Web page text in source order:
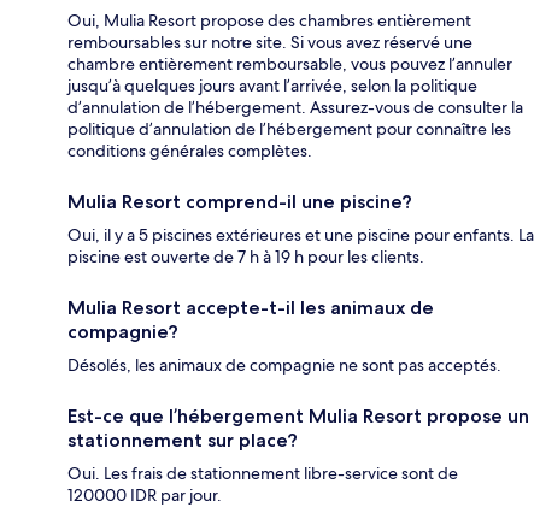
Oui, Mulia Resort propose des chambres entièrement
remboursables sur notre site. Si vous avez réservé une
chambre entièrement remboursable, vous pouvez l’annuler
jusqu’à quelques jours avant l’arrivée, selon la politique
d’annulation de l’hébergement. Assurez-vous de consulter la
politique d’annulation de l’hébergement pour connaître les
conditions générales complètes.
Mulia Resort comprend-il une piscine?
Oui, il y a 5 piscines extérieures et une piscine pour enfants. La
piscine est ouverte de 7 h à 19 h pour les clients.
Mulia Resort accepte-t-il les animaux de
compagnie?
Désolés, les animaux de compagnie ne sont pas acceptés.
Est-ce que l’hébergement Mulia Resort propose un
stationnement sur place?
Oui. Les frais de stationnement libre-service sont de
120000 IDR par jour.